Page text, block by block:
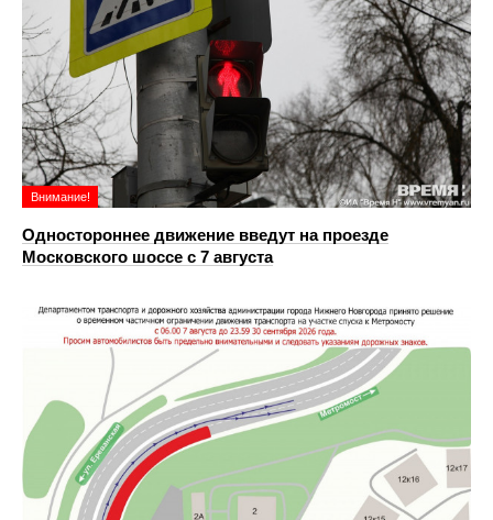
Внимание!
Одностороннее движение введут на проезде
Московского шоссе с 7 августа